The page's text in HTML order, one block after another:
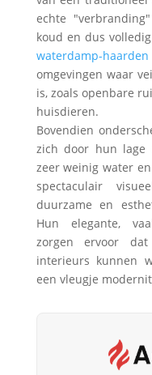
echte
koud en dus
waterdamp-haarden
omgevingen waar
is, zoals openbare
huisdieren.
Bovendien
zich door hun lage
zeer weinig water
spectaculair
duurzame en
Hun elegante,
zorgen ervoor
interieurs kunnen
een vleugje